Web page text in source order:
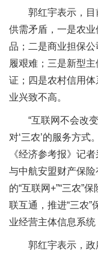
郭红宇表示，
供需矛盾，一是农
品；二是商业担保
履艰难；三是新型
证；四是农村信用
业兴致不高。
“互联网不会改
对‘三农’的服务方式
《经济参考报》记
与中航安盟财产保
的“互联网+”“三农”
联互通，推进“三农
业经营主体信息系统
郭红宇表示，